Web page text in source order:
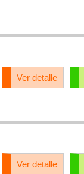
Ver detalle
Ver detalle